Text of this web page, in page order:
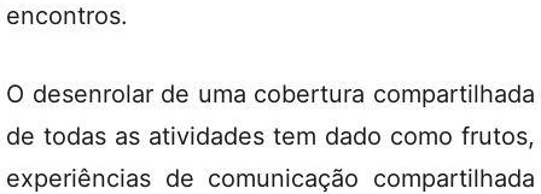
encontros.
O desenrolar de uma cobertura compartilhada
de todas as atividades tem dado como frutos,
experiências de comunicação compartilhada